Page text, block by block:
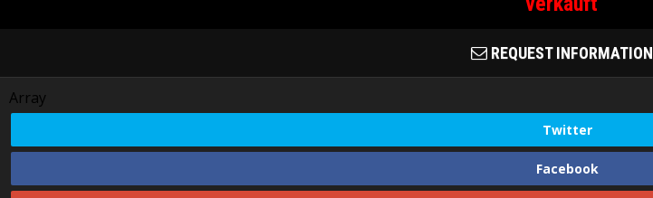
REQUEST INFORMATION
Array
Twitter
Facebook